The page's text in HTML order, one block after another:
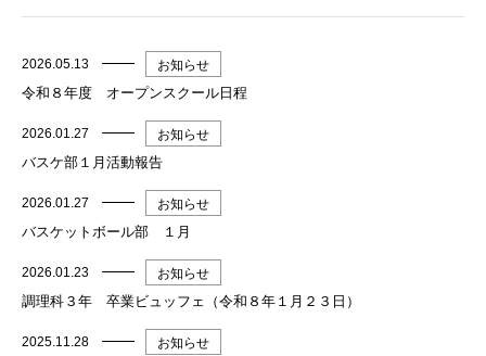
2026.05.13 お知らせ
令和８年度 オープンスクール日程
2026.01.27 お知らせ
バスケ部１月活動報告
2026.01.27 お知らせ
バスケットボール部 １月
2026.01.23 お知らせ
調理科３年 卒業ビュッフェ（令和８年１月２３日）
2025.11.28 お知らせ